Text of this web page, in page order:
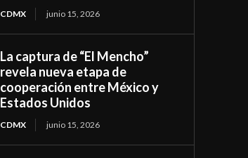
CDMX junio 15, 2026
La captura de “El Mencho”
revela nueva etapa de
cooperación entre México y
Estados Unidos
CDMX junio 15, 2026